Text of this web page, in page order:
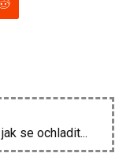
pouhé tři...